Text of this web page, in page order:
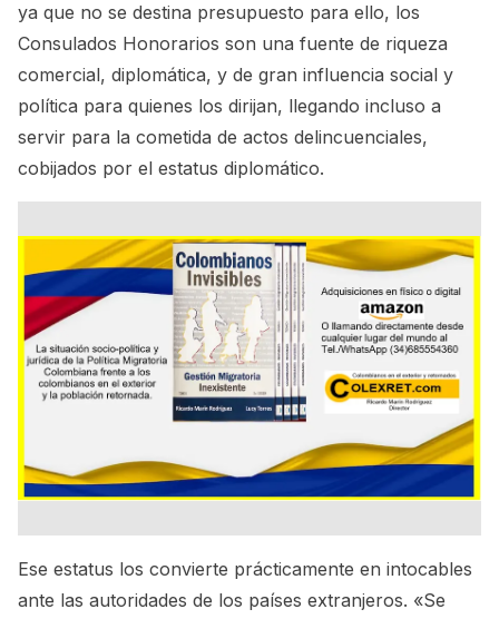
ya que no se destina presupuesto para ello, los
Consulados Honorarios son una fuente de riqueza
comercial, diplomática, y de gran influencia social y
política para quienes los dirijan, llegando incluso a
servir para la cometida de actos delincuenciales,
cobijados por el estatus diplomático.
Ese estatus los convierte prácticamente en intocables
ante las autoridades de los países extranjeros. «Se